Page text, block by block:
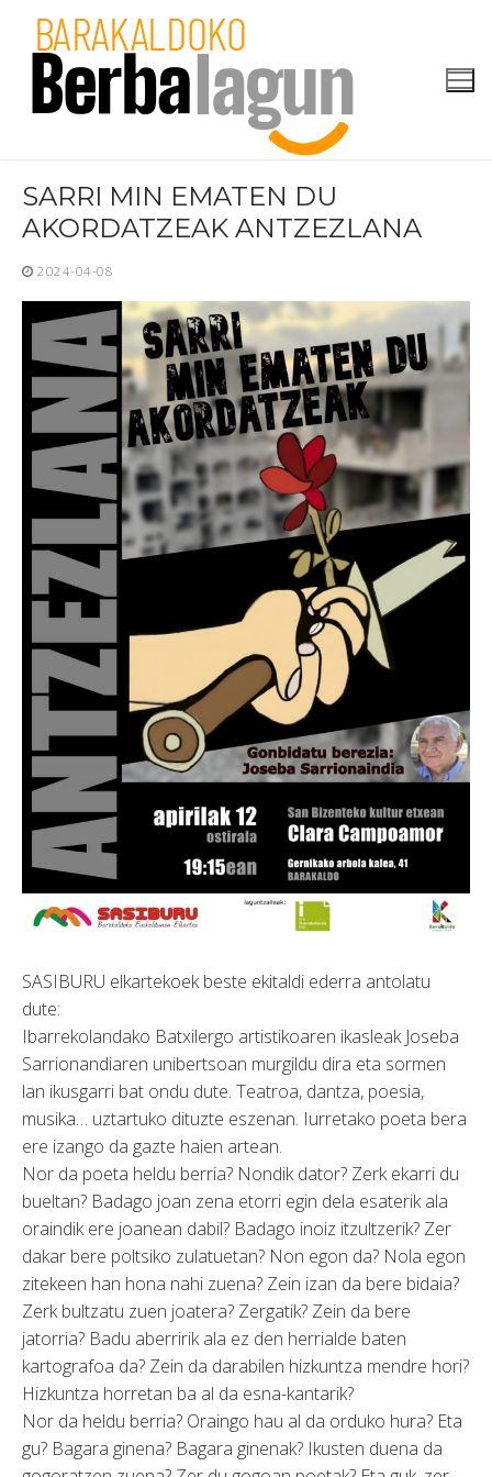
content
SARRI MIN EMATEN DU
AKORDATZEAK ANTZEZLANA
2024-04-08
SASIBURU elkartekoek beste ekitaldi ederra antolatu
dute:
Ibarrekolandako Batxilergo artistikoaren ikasleak Joseba
Sarrionandiaren unibertsoan murgildu dira eta sormen
lan ikusgarri bat ondu dute. Teatroa, dantza, poesia,
musika… uztartuko dituzte eszenan. Iurretako poeta bera
ere izango da gazte haien artean.
Nor da poeta heldu berria? Nondik dator? Zerk ekarri du
bueltan? Badago joan zena etorri egin dela esaterik ala
oraindik ere joanean dabil? Badago inoiz itzultzerik? Zer
dakar bere poltsiko zulatuetan? Non egon da? Nola egon
zitekeen han hona nahi zuena? Zein izan da bere bidaia?
Zerk bultzatu zuen joatera? Zergatik? Zein da bere
jatorria? Badu aberririk ala ez den herrialde baten
kartografoa da? Zein da darabilen hizkuntza mendre hori?
Hizkuntza horretan ba al da esna-kantarik?
Nor da heldu berria? Oraingo hau al da orduko hura? Eta
gu? Bagara ginena? Bagara ginenak? Ikusten duena da